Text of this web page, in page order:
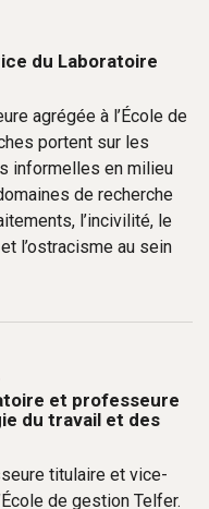
du Laboratoire
agrégée à l’École de
portent sur les
informelles en milieu
de recherche
l’incivilité, le
l’ostracisme au sein
et professeure
du travail et des
titulaire et vice-
de gestion Telfer.